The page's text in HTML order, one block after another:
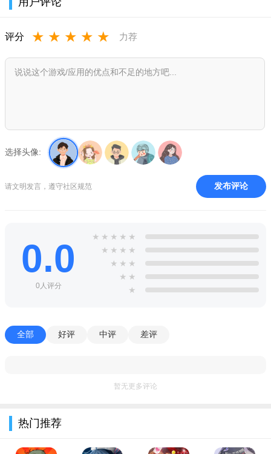
万千萌宠：经典养成，伴你共闯天下；
华丽装备：洗练、强化、改良、解封，打造你的专属套装；
丰富的玩法：闯副本、打boss、竞技场称王、帮会战争天
下；
百种最新事迹系统，感受霸气新潮追求；变化无常对战地
团队协同作战机制，领略真实享受情谊；万变宠物个性怪
跌宕起伏故事情节，多样独特任务演变；交友结婚收徒拜
师，游戏人生真情天下；
华丽炫彩技能特效，怀旧画面首屈一指；四大职业相辅相
战，激情挑战终极杀戮！
【宠物养成升级】
增加宠物“命中”属性强化，强力提升宠物命中属性！
评分 ★ ★ ★ ★ ★ 力荐
选择头像:
请文明发言，遵守社区规范 发布评论
0.0
0人评分
★ ★ ★ ★ ★
★ ★ ★ ★
★ ★ ★
★ ★
★
全部 好评 中评 差评
暂无更多评论
热门推荐